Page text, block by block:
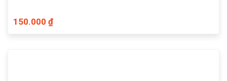
150.000 ₫